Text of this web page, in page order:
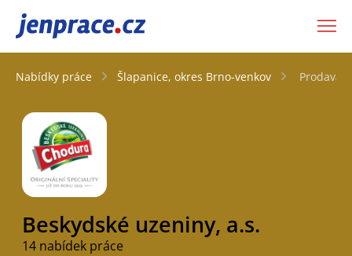
JenPráce.cz
Nabídky práce Šlapanice, okres Brno-venkov
Beskydské uzeniny, a.s.
14 nabídek práce